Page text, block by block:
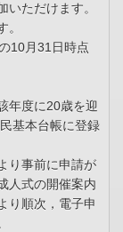
ただけます。
10月31日時点
年度に20歳を迎
基本台帳に登録
事前に申請が
人式の開催案内
り順次，電子申